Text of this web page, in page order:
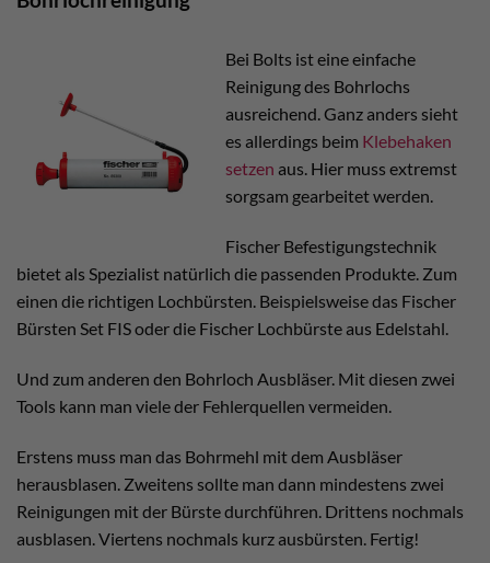
Bei Bolts ist eine einfache
Reinigung des Bohrlochs
ausreichend. Ganz anders sieht
es allerdings beim Klebehaken
setzen aus. Hier muss extremst
sorgsam gearbeitet werden.
Fischer Befestigungstechnik
bietet als Spezialist natürlich die passenden Produkte. Zum
einen die richtigen Lochbürsten. Beispielsweise das Fischer
Bürsten Set FIS oder die Fischer Lochbürste aus Edelstahl.
Und zum anderen den Bohrloch Ausbläser. Mit diesen zwei
Tools kann man viele der Fehlerquellen vermeiden.
Erstens muss man das Bohrmehl mit dem Ausbläser
herausblasen. Zweitens sollte man dann mindestens zwei
Reinigungen mit der Bürste durchführen. Drittens nochmals
ausblasen. Viertens nochmals kurz ausbürsten. Fertig!